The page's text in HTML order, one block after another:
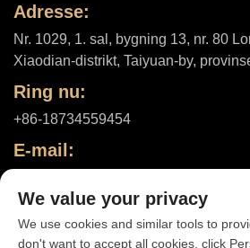
Adresse:
Nr. 1029, 1. sal, bygning 13, nr. 80
Xiaodian-distrikt, Taiyuan-by,
Ring nu:
+86-18734559454
E-mail:
We value your privacy
We use cookies and similar tools to
don't want to accept all cookies, click